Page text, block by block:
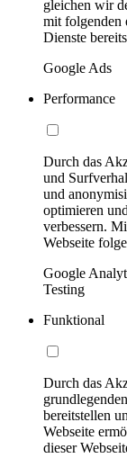
gleichen wir
mit folgenden
Dienste
Google Ads
Performance
Durch das
und
und
optimieren
verbessern.
Webseite
Google
Testing
Funktional
Durch das
bereitstellen
Webseite
dieser